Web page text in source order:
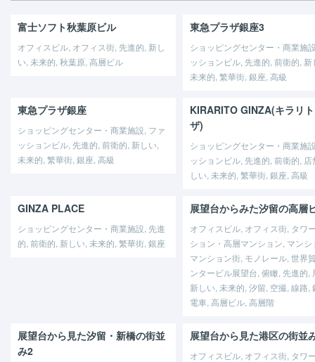
富士ソフト秋葉原ビル
オフィスビル, オフィス街, 先進的, 新し
い, 未来的, 秋葉原, 高層ビル
東急プラザ銀座3
ショッピングセンター・商業施
ッションビル, 先進的, 前衛的, 新
未来的, 繁華街, 銀座, 高級
東急プラザ銀座
ショッピングセンター・商業施設, ファ
ッションビル, 先進的, 前衛的, 新しい,
未来的, 繁華街, 銀座, 高級
KIRARITO GINZA(キラリ
ザ)
ショッピングセンター・商業施
ッションビル, 先進的, 前衛的, 店
しい, 未来的, 繁華街, 銀座, 高級
GINZA PLACE
ショッピングセンター・商業施設, 先進
的, 前衛的, 新しい, 未来的, 繁華街, 銀座
展望台からみた汐留の高層
オフィスビル, オフィス街, タワ
ション・高層マンション, マンシ
マンション街, モノレール, 世界
ンタービル展望台, 俯瞰, 先進的,
新しい, 未来的, 汐留, 空撮, 線路,
電車, 高層ビル, 高層階
展望台から見た汐留・新橋の街並
み2
展望台から見た港区の街並
オフィスビル, オフィス街, タワ